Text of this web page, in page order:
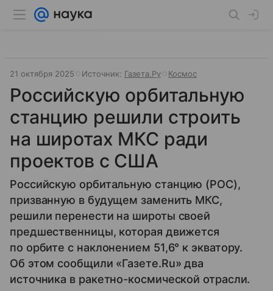
21 октября 2025 Источник: Газета.Ру Космос
Российскую орбитальную
станцию решили строить
на широтах МКС ради
проектов с США
Российскую орбитальную станцию (РОС),
призванную в будущем заменить МКС,
решили перенести на широты своей
предшественницы, которая движется
по орбите с наклонением 51,6° к экватору.
Об этом сообщили «Газете.Ru» два
источника в ракетно-космической отрасли.